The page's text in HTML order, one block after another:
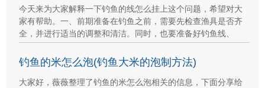
今天来为大家解释一下钓鱼的线怎么挂上这个问题，希望对大
家有帮助。一、前期准备在钓鱼之前，需要先检查渔具是否齐
全，并进行适当的调整和清洁。同时，也要准备好钓鱼线、
钓鱼的米怎么泡(钓鱼大米的泡制方法)
大家好，薇薇整理了钓鱼的米怎么泡相关的信息，下面分享给